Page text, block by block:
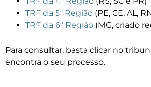
TRF da 5ª Região (PE, CE, AL,
TRF da 6ª Região (MG, criado
Para consultar, basta clicar no
encontra o seu processo.